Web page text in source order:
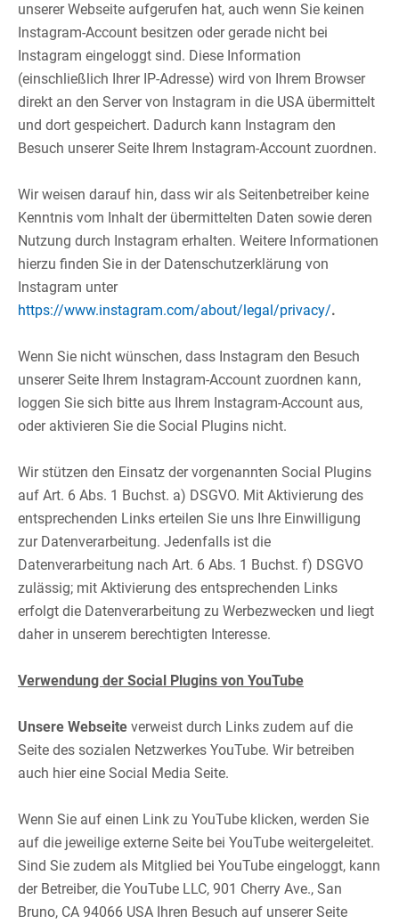
unserer Webseite aufgerufen hat, auch wenn Sie keinen
Instagram-Account besitzen oder gerade nicht bei
Instagram eingeloggt sind. Diese Information
(einschließlich Ihrer IP-Adresse) wird von Ihrem Browser
direkt an den Server von Instagram in die USA übermittelt
und dort gespeichert. Dadurch kann Instagram den
Besuch unserer Seite Ihrem Instagram-Account zuordnen.​
Wir weisen darauf hin, dass wir als Seitenbetreiber keine
Kenntnis vom Inhalt der übermittelten Daten sowie deren
Nutzung durch Instagram erhalten. Weitere Informationen
hierzu finden Sie in der Datenschutzerklärung von
Instagram unter
https://www.instagram.com/about/legal/privacy/.
Wenn Sie nicht wünschen, dass Instagram den Besuch
unserer Seite Ihrem Instagram-Account zuordnen kann,
loggen Sie sich bitte aus Ihrem Instagram-Account aus,
oder aktivieren Sie die Social Plugins nicht.​
Wir stützen den Einsatz der vorgenannten Social Plugins
auf Art. 6 Abs. 1 Buchst. a) DSGVO. Mit Aktivierung des
entsprechenden Links erteilen Sie uns Ihre Einwilligung
zur Datenverarbeitung. Jedenfalls ist die
Datenverarbeitung nach Art. 6 Abs. 1 Buchst. f) DSGVO
zulässig; mit Aktivierung des entsprechenden Links
erfolgt die Datenverarbeitung zu Werbezwecken und liegt
daher in unserem berechtigten Interesse.​
Verwendung der Social Plugins von YouTube
Unsere Webseite verweist durch Links zudem auf die
Seite des sozialen Netzwerkes YouTube. Wir betreiben
auch hier eine Social Media Seite.​
Wenn Sie auf einen Link zu YouTube klicken, werden Sie
auf die jeweilige externe Seite bei YouTube weitergeleitet.
Sind Sie zudem als Mitglied bei YouTube eingeloggt, kann
der Betreiber, die YouTube LLC, 901 Cherry Ave., San
Bruno, CA 94066 USA Ihren Besuch auf unserer Seite